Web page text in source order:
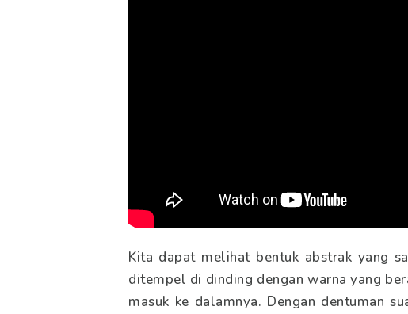
Kita dapat melihat bentuk abstrak yang
ditempel di dinding dengan warna yang
masuk ke dalamnya. Dengan dentuman